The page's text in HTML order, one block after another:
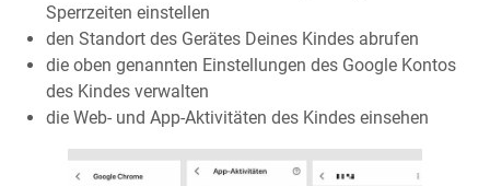
Sperrzeiten einstellen
den Standort des Gerätes Deines Kindes abrufen
die oben genannten Einstellungen des Google Kontos
des Kindes verwalten
die Web- und App-Aktivitäten des Kindes einsehen